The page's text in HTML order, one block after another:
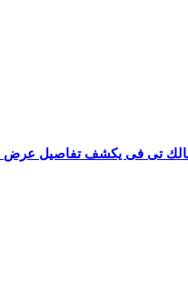
تى فى يكشف تفاصيل عرض